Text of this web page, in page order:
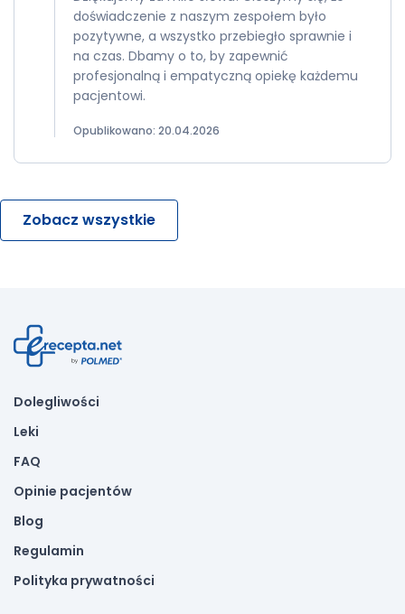
doświadczenie z naszym zespołem było
pozytywne, a wszystko przebiegło sprawnie i
na czas. Dbamy o to, by zapewnić
profesjonalną i empatyczną opiekę każdemu
pacjentowi.
Opublikowano: 20.04.2026
Zobacz wszystkie
Dolegliwości
Leki
FAQ
Opinie pacjentów
Blog
Regulamin
Polityka prywatności